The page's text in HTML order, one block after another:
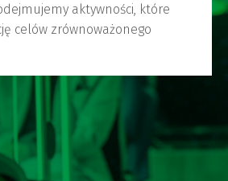
aktywności, które
celów zrównoważonego